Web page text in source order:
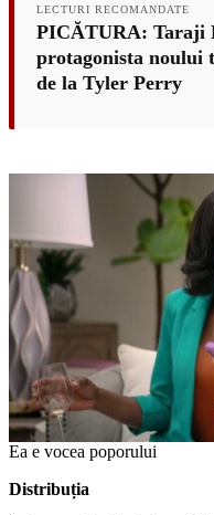
LECTURI RECOMANDATE
PICĂTURA: Taraji
protagonista
de la Tyler Perry
Ea e vocea poporului
Distribuția